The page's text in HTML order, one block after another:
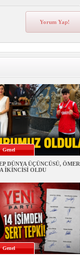
Genel
DÜNYA ÜÇÜNCÜSÜ, ÖMER
İKİNCİSİ OLDU
Genel